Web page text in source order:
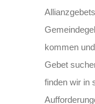
kommen
Gebet
finden wir in